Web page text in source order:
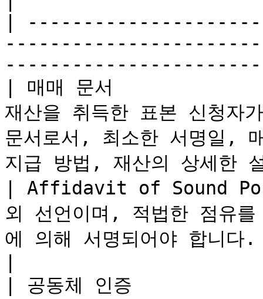
|
| 매매 문서
재산을 취득한 표본 신청자
문서로서, 최소한 서명일,
지급 방법, 재산의 상세한
| Affidavit of Sound
외 선언이며, 적법한 점유
에 의해 서명되어야 합니다.
| 공동체 인증